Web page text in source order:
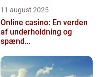
11 august 2025
Online casino: En verden
af underholdning og
spænd...